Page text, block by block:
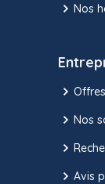
Nos
Nos
Avis